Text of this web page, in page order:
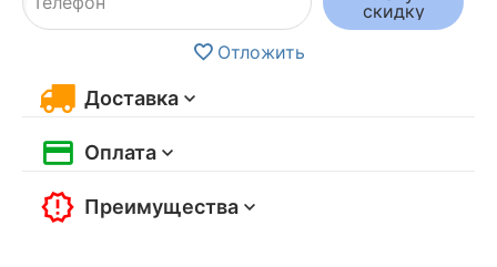
скидку
Отложить
Доставка
Оплата
Преимущества